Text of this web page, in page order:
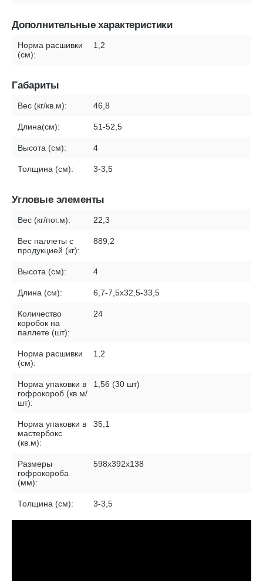
Дополнительные характеристики
Норма расшивки
(см):
1,2
Габариты
Вес (кг/кв.м): 46,8
Длина(см): 51-52,5
Высота (см): 4
Толщина (см): 3-3,5
Угловые элементы
Вес (кг/пог.м): 22,3
Вес паллеты с
продукцией (кг):
889,2
Высота (см): 4
Длина (см): 6,7-7,5х32,5-33,5
Количество
коробок на
паллете (шт):
24
Норма расшивки
(см):
1,2
Норма упаковки в
гофрокороб (кв.м/
шт):
1,56 (30 шт)
Норма упаковки в
мастербокс
(кв.м):
35,1
Размеры
гофрокороба
(мм):
598х392х138
Толщина (см): 3-3,5